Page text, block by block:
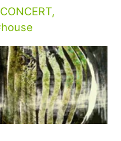
CONCERT,
house